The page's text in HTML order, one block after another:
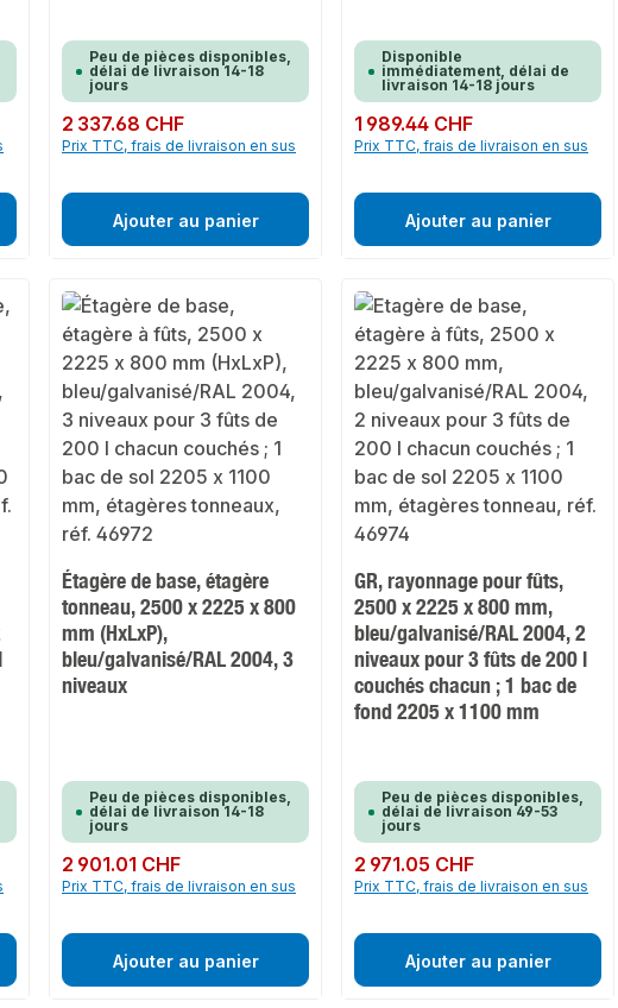
Peu de pièces disponibles,
délai de livraison 14-18
jours
Prix régulier :
2 337.68 CHF
Prix TTC, frais de livraison en sus
Ajouter au panier
Disponible
immédiatement, délai de
livraison 14-18 jours
Prix régulier :
1 989.44 CHF
Prix TTC, frais de livraison en sus
Ajouter au panier
Étagère de base, étagère
tonneau, 2500 x 2225 x 800
mm (HxLxP),
bleu/galvanisé/RAL 2004, 3
niveaux
Peu de pièces disponibles,
délai de livraison 14-18
jours
Prix régulier :
2 901.01 CHF
Prix TTC, frais de livraison en sus
Ajouter au panier
GR, rayonnage pour fûts,
2500 x 2225 x 800 mm,
bleu/galvanisé/RAL 2004, 2
niveaux pour 3 fûts de 200 l
couchés chacun ; 1 bac de
fond 2205 x 1100 mm
Peu de pièces disponibles,
délai de livraison 49-53
jours
Prix régulier :
2 971.05 CHF
Prix TTC, frais de livraison en sus
Ajouter au panier